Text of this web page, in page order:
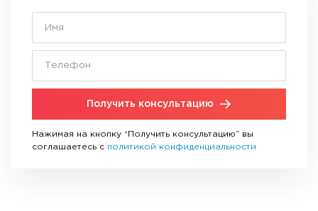
Получить консультацию
Нажимая на кнопку “Получить консультацию” вы
соглашаетесь с политикой конфиденциальности